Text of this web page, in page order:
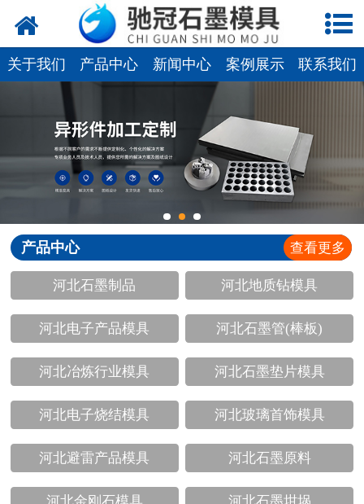
网站首页
关于我们
视频中心
联系我们
关于我们 产品中心 新闻中心 案例展示 联系我们
产品中心 查看更多
河北石墨制品 河北地质钻模具
河北电子产品模具 河北石墨管(棒板)
河北冶炼行业模具 河北石墨垫片模具
河北电子烧结模具 河北玻璃首饰模具
河北避雷产品模具 河北石墨原料